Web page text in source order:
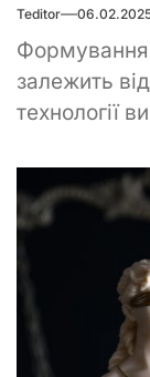
Teditor
Формування
залежить
технології
Обробка